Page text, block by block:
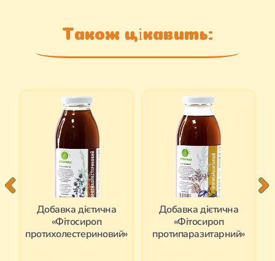
Також цікавить:
Добавка дієтична
«Фітосироп
протихолестериновий»
Добавка дієтична
«Фітосироп
протипаразитарний»